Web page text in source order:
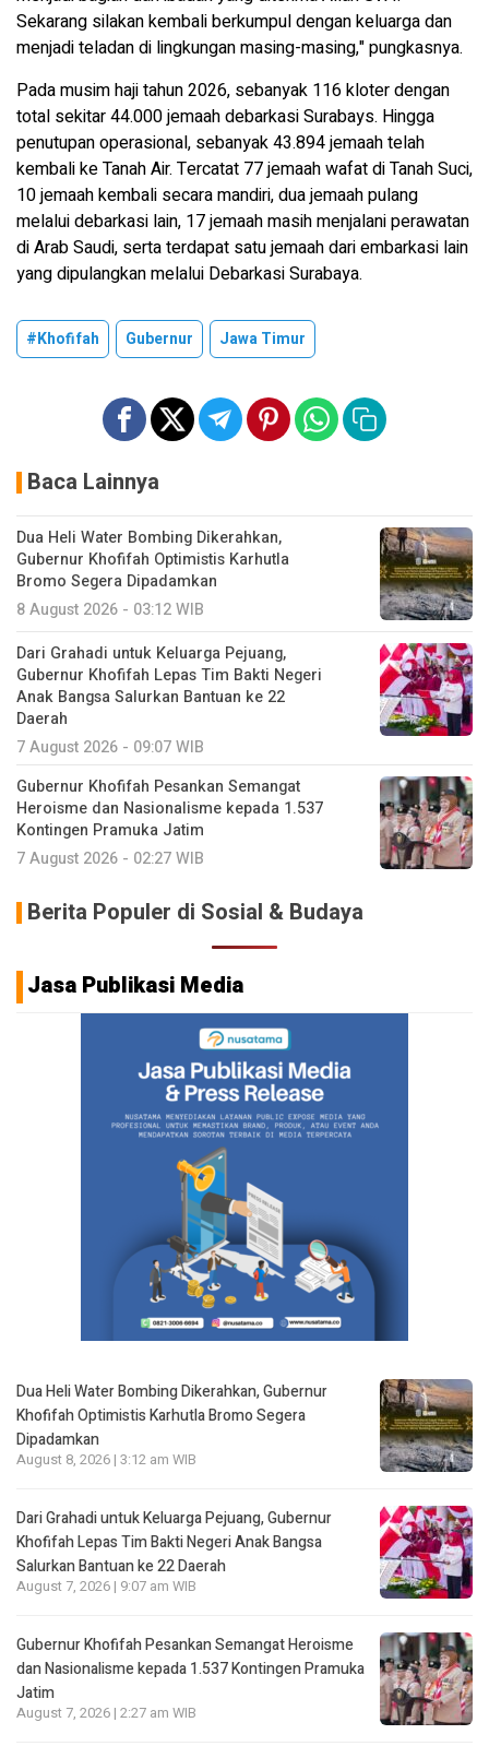
Sekarang silakan kembali berkumpul dengan keluarga dan
menjadi teladan di lingkungan masing-masing," pungkasnya.
Pada musim haji tahun 2026, sebanyak 116 kloter dengan
total sekitar 44.000 jemaah debarkasi Surabays. Hingga
penutupan operasional, sebanyak 43.894 jemaah telah
kembali ke Tanah Air. Tercatat 77 jemaah wafat di Tanah Suci,
10 jemaah kembali secara mandiri, dua jemaah pulang
melalui debarkasi lain, 17 jemaah masih menjalani perawatan
di Arab Saudi, serta terdapat satu jemaah dari embarkasi lain
yang dipulangkan melalui Debarkasi Surabaya.
#Khofifah Gubernur Jawa Timur
Baca Lainnya
Dua Heli Water Bombing Dikerahkan,
Gubernur Khofifah Optimistis Karhutla
Bromo Segera Dipadamkan
8 August 2026 - 03:12 WIB
Dari Grahadi untuk Keluarga Pejuang,
Gubernur Khofifah Lepas Tim Bakti Negeri
Anak Bangsa Salurkan Bantuan ke 22
Daerah
7 August 2026 - 09:07 WIB
Gubernur Khofifah Pesankan Semangat
Heroisme dan Nasionalisme kepada 1.537
Kontingen Pramuka Jatim
7 August 2026 - 02:27 WIB
Berita Populer di Sosial & Budaya
Jasa Publikasi Media
Dua Heli Water Bombing Dikerahkan, Gubernur
Khofifah Optimistis Karhutla Bromo Segera
Dipadamkan
August 8, 2026 | 3:12 am WIB
Dari Grahadi untuk Keluarga Pejuang, Gubernur
Khofifah Lepas Tim Bakti Negeri Anak Bangsa
Salurkan Bantuan ke 22 Daerah
August 7, 2026 | 9:07 am WIB
Gubernur Khofifah Pesankan Semangat Heroisme
dan Nasionalisme kepada 1.537 Kontingen Pramuka
Jatim
August 7, 2026 | 2:27 am WIB